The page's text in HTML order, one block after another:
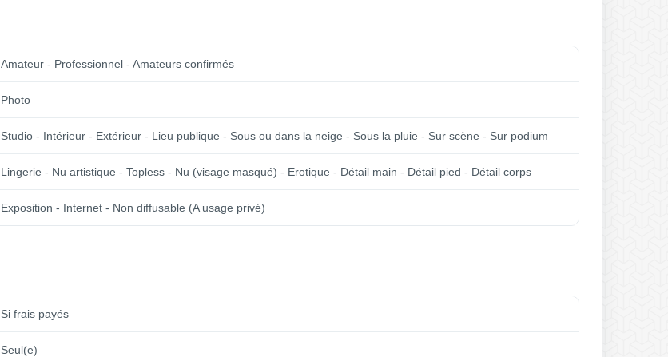
Amateur - Professionnel - Amateurs confirmés
Photo
Studio - Intérieur - Extérieur - Lieu publique - Sous ou dans la neige - Sous la pluie - Sur scène - Sur podium
Lingerie - Nu artistique - Topless - Nu (visage masqué) - Erotique - Détail main - Détail pied - Détail corps
Exposition - Internet - Non diffusable (A usage privé)
Si frais payés
Seul(e)